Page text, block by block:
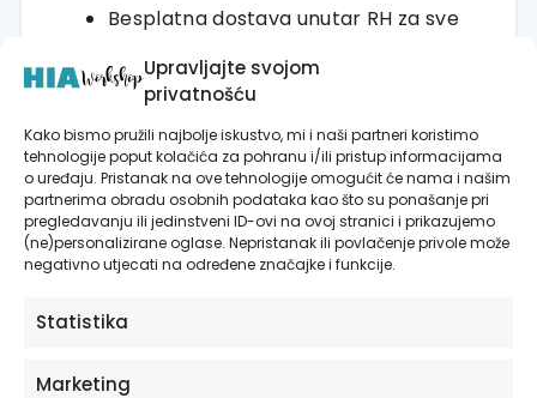
Upravljajte svojom
privatnošću
Kako bismo pružili najbolje iskustvo, mi i naši partneri koristimo
tehnologije poput kolačića za pohranu i/ili pristup informacijama
o uređaju. Pristanak na ove tehnologije omogućit će nama i našim
partnerima obradu osobnih podataka kao što su ponašanje pri
pregledavanju ili jedinstveni ID-ovi na ovoj stranici i prikazujemo
(ne)personalizirane oglase. Nepristanak ili povlačenje privole može
negativno utjecati na određene značajke i funkcije.
Statistika
Marketing
Besplatna dostava unutar RH za sve
Jednostavan povrat i zamjena
proizvoda.
Birajte između dvije najbolje službe za
dostavu u Hrvatskoj: DPD ili GLS.
RECENZIJE
Još nema recenzija.